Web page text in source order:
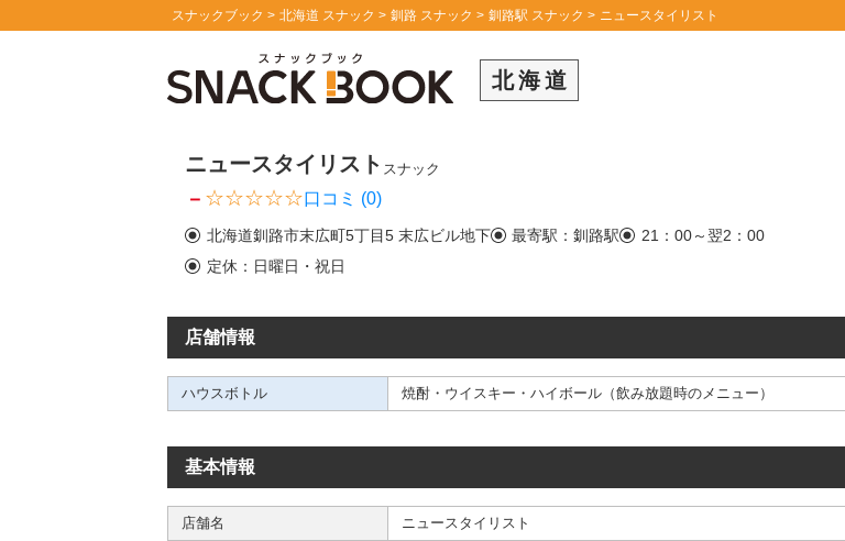
スナックブック 北海道 スナック 釧路 スナック 釧路駅 スナック ニュースタイリスト
北海道
ニュースタイリスト スナック
－ 口コミ (0)
北海道釧路市末広町5丁目5 末広ビル地下 最寄駅：釧路駅
21：00～翌2：00
定休：日曜日・祝日
店舗情報
ハウスボトル 焼酎・ウイスキー・ハイボール（飲み放題時のメニュー）
基本情報
店舗名 ニュースタイリスト